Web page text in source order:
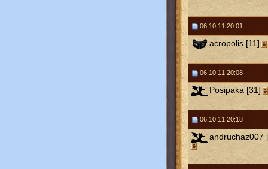
06.10.11 20:01
acropolis [11]
06.10.11 20:08
Posipaka [31]
06.10.11 20:18
andruchaz007